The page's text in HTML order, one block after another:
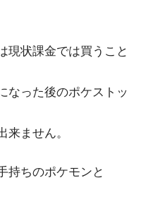
現状課金では買うこと
なった後のポケストッ
来ません。
持ちのポケモンと